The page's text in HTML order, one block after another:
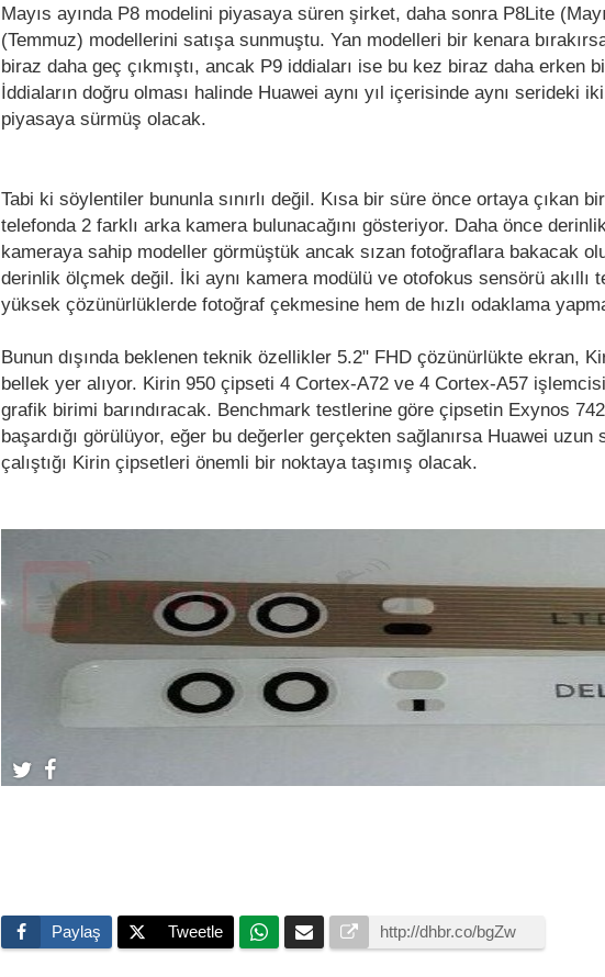
Mayıs ayında P8 modelini piyasaya süren şirket, daha sonra P8Lite
(Temmuz) modellerini satışa sunmuştu. Yan modelleri bir kenara
biraz daha geç çıkmıştı, ancak P9 iddiaları ise bu kez biraz daha erken
İddiaların doğru olması halinde Huawei aynı yıl içerisinde aynı serideki
piyasaya sürmüş olacak.
Tabi ki söylentiler bununla sınırlı değil. Kısa bir süre önce ortaya çıkan bir
telefonda 2 farklı arka kamera bulunacağını gösteriyor. Daha önce
kameraya sahip modeller görmüştük ancak sızan fotoğraflara bakacak
derinlik ölçmek değil. İki aynı kamera modülü ve otofokus sensörü akıllı
yüksek çözünürlüklerde fotoğraf çekmesine hem de hızlı odaklama
Bunun dışında beklenen teknik özellikler 5.2" FHD çözünürlükte ekran,
bellek yer alıyor. Kirin 950 çipseti 4 Cortex-A72 ve 4 Cortex-A57
grafik birimi barındıracak. Benchmark testlerine göre çipsetin Exynos
başardığı görülüyor, eğer bu değerler gerçekten sağlanırsa Huawei uzun
çalıştığı Kirin çipsetleri önemli bir noktaya taşımış olacak.
Paylaş Tweetle